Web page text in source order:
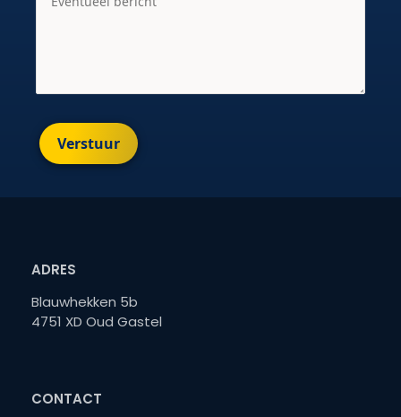
Verstuur
ADRES
Blauwhekken 5b
4751 XD Oud Gastel
CONTACT